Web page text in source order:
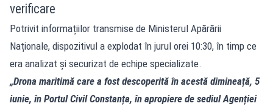
verificare
Potrivit informațiilor transmise de Ministerul Apărării
Naționale, dispozitivul a explodat în jurul orei 10:30, în timp ce
era analizat și securizat de echipe specializate.
„Drona maritimă care a fost descoperită în acestă dimineață, 5
iunie, în Portul Civil Constanța, în apropiere de sediul Agenției